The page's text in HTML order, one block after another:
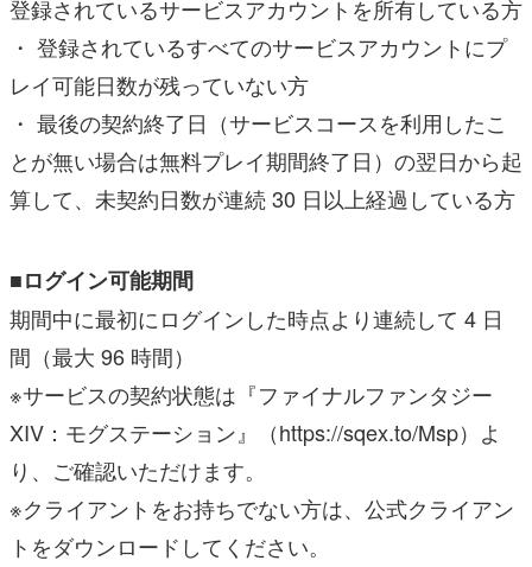
登録されているサービスアカウントを所有している方
・ 登録されているすべてのサービスアカウントにプ
レイ可能日数が残っていない方
・ 最後の契約終了日（サービスコースを利用したこ
とが無い場合は無料プレイ期間終了日）の翌日から起
算して、未契約日数が連続 30 日以上経過している方
■ログイン可能期間
期間中に最初にログインした時点より連続して 4 日
間（最大 96 時間）
※サービスの契約状態は『ファイナルファンタジー
XIV：モグステーション』（https://sqex.to/Msp）よ
り、ご確認いただけます。
※クライアントをお持ちでない方は、公式クライアン
トをダウンロードしてください。